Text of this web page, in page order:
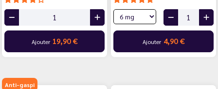
Ajouter 19,90 € Ajouter 4,90 €
Anti-gaspi